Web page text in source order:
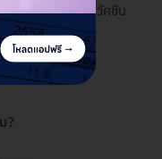
ดตามหลังการฉีดวัคซีน
แพทย์
?